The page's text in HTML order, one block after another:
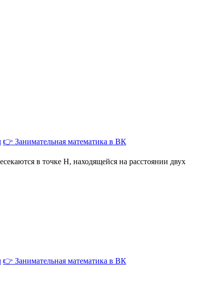
👉 Занимательная математика в ВК
в точке H, находящейся на расстоянии двух
👉 Занимательная математика в ВК